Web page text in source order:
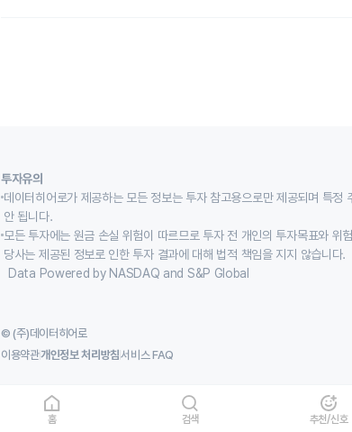
홈 검색 추천/신호
투자유의
데이터히어로가 제공하는 모든 정보는 투자 참고용으로만 제공되며 특
안 됩니다.
모든 투자에는 원금 손실 위험이 따르므로 투자 전 개인의 투자목표와 위
당사는 제공된 정보로 인한 투자 결과에 대해 법적 책임을 지지 않습니다.
Data Powered by NASDAQ and S&P Global
© (주)데이터히어로
이용약관개인정보 처리방침서비스 FAQ